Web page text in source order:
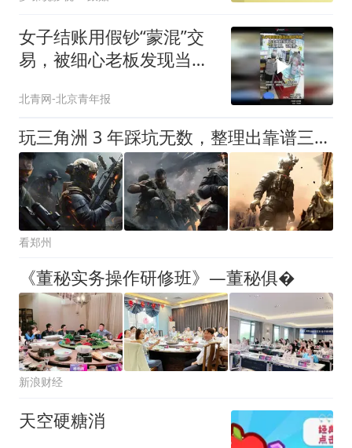
女子结账用假钞“蒙混”交
易，被细心老板发现当场
北青网-北京青年报
玩三角洲 3 年踩坑无数，整理出靠谱三家商行榜单参考，新手别再乱踩雷
看郑州
《董秘实务操作研修班》—董秘俱�
新浪财经
天空硬糖消